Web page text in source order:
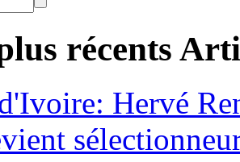
récents